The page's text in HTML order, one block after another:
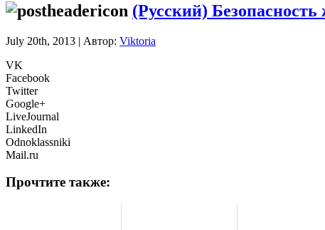
(Русский) Безопасность
July 20th, 2013 | Автор: Viktoria
VK
Facebook
Twitter
Google+
LiveJournal
LinkedIn
Odnoklassniki
Mail.ru
Прочтите также: